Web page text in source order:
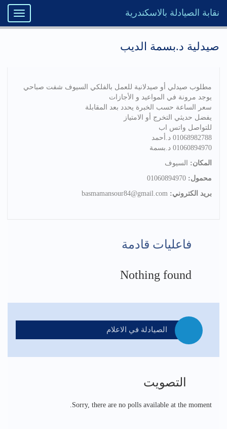
Toggle
نقابة الصيادلة بالاسكندرية
صيدلية د.بسمة الديب
مطلوب صيدلي أو صيدلانية للعمل بالفلكي السيوف شفت صباحي
يوجد مرونة في المواعيد و الأجازات
سعر الساعة حسب الخبرة يحدد بعد المقابلة
يفضل حديثي التخرج أو الامتياز
للتواصل واتس اب
01068982788 د.أحمد
01060894970 د.بسمة
المكان:
السيوف
محمول:
بريد الكتروني:
فاعليات قادمة
Nothing found
الصيادلة في الاعلام
التصويت
Sorry, there are no polls available at the moment.